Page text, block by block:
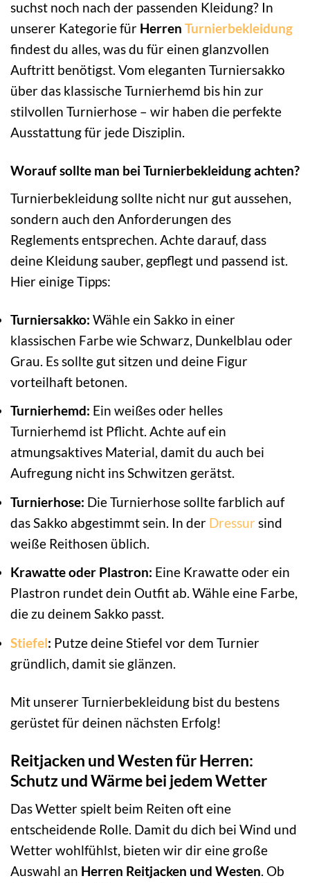
suchst noch nach der passenden Kleidung? In
unserer Kategorie für Herren Turnierbekleidung
findest du alles, was du für einen glanzvollen
Auftritt benötigst. Vom eleganten Turniersakko
über das klassische Turnierhemd bis hin zur
stilvollen Turnierhose – wir haben die perfekte
Ausstattung für jede Disziplin.
Worauf sollte man bei Turnierbekleidung achten?
Turnierbekleidung sollte nicht nur gut aussehen,
sondern auch den Anforderungen des
Reglements entsprechen. Achte darauf, dass
deine Kleidung sauber, gepflegt und passend ist.
Hier einige Tipps:
Turniersakko: Wähle ein Sakko in einer
klassischen Farbe wie Schwarz, Dunkelblau oder
Grau. Es sollte gut sitzen und deine Figur
vorteilhaft betonen.
Turnierhemd: Ein weißes oder helles
Turnierhemd ist Pflicht. Achte auf ein
atmungsaktives Material, damit du auch bei
Aufregung nicht ins Schwitzen gerätst.
Turnierhose: Die Turnierhose sollte farblich auf
das Sakko abgestimmt sein. In der Dressur sind
weiße Reithosen üblich.
Krawatte oder Plastron: Eine Krawatte oder ein
Plastron rundet dein Outfit ab. Wähle eine Farbe,
die zu deinem Sakko passt.
Stiefel: Putze deine Stiefel vor dem Turnier
gründlich, damit sie glänzen.
Mit unserer Turnierbekleidung bist du bestens
gerüstet für deinen nächsten Erfolg!
Reitjacken und Westen für Herren:
Schutz und Wärme bei jedem Wetter
Das Wetter spielt beim Reiten oft eine
entscheidende Rolle. Damit du dich bei Wind und
Wetter wohlfühlst, bieten wir dir eine große
Auswahl an Herren Reitjacken und Westen. Ob